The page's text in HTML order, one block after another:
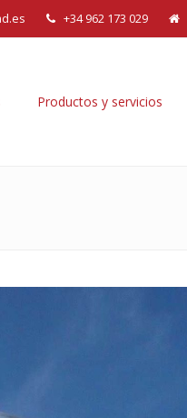
+34 962 173 029
Productos y servicios